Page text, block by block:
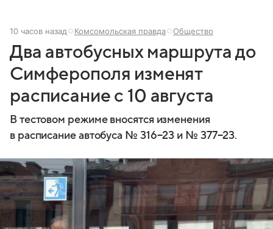
10 часов назад Комсомольская правда Общество
Два автобусных маршрута до
Симферополя изменят
расписание с 10 августа
В тестовом режиме вносятся изменения
в расписание автобуса № 316−23 и № 377−23.